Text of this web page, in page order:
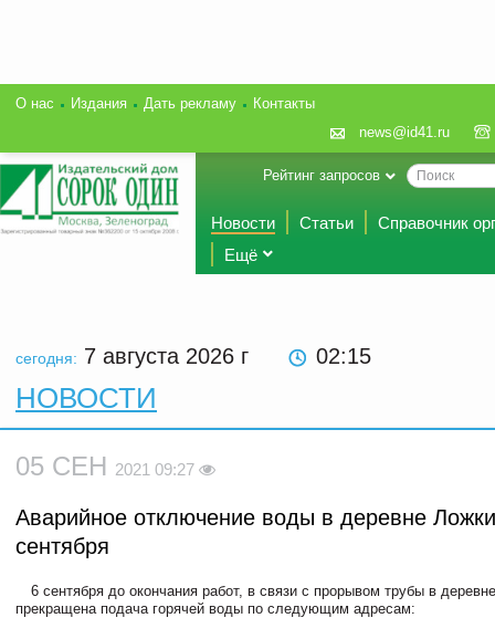
О нас Издания Дать рекламу
Контакты
news@id41.ru
Рейтинг запросов
Новости Статьи
Справочник
Ещё
сегодня: 7 августа 2026 г 02:15
НОВОСТИ
05 СЕН 2021 09:27
Аварийное отключение воды в деревне
сентября
6 сентября до окончания работ, в связи с прорывом трубы в
прекращена подача горячей воды по следующим адресам: